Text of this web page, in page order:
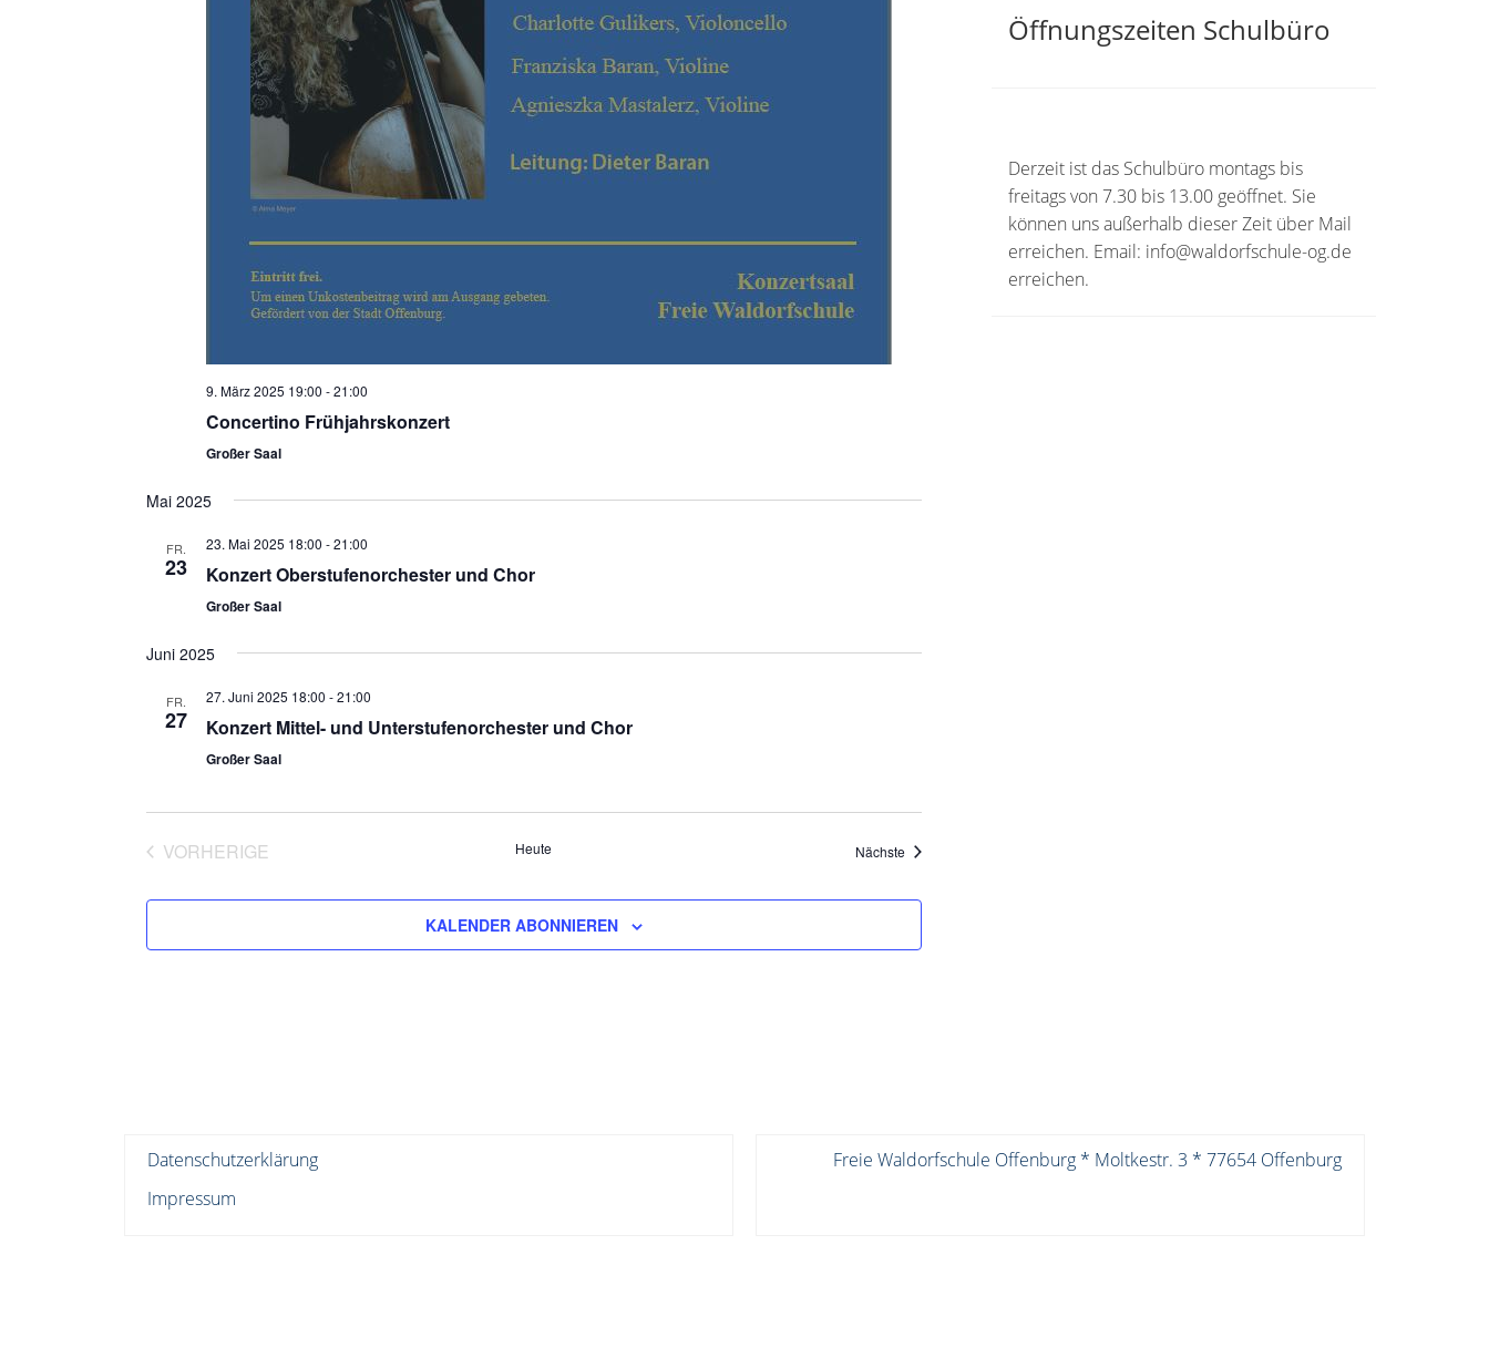
9. März 2025 19:00 -21:00
Concertino Frühjahrskonzert
Großer Saal
Mai 2025
FR.
23
23. Mai 2025 18:00 -21:00
Konzert Oberstufenorchester und Chor
Großer Saal
Juni 2025
FR.
27
27. Juni 2025 18:00 -21:00
Konzert Mittel- und Unterstufenorchester und Chor
Großer Saal
VORHERIGE
Heute NächsteVeranstaltungen
KALENDER ABONNIEREN
Öffnungszeiten Schulbüro
Derzeit ist das Schulbüro montags bis
freitags von 7.30 bis 13.00 geöffnet. Sie
können uns außerhalb dieser Zeit über Mail
erreichen. Email: info@waldorfschule-og.de
erreichen.
Datenschutzerklärung
Impressum
Freie Waldorfschule Offenburg * Moltkestr. 3 * 77654 Offenburg